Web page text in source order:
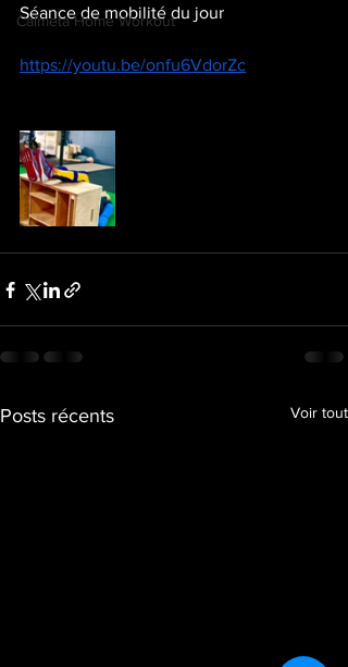
Calmeta Home Workout
Séance de mobilité du jour
https://youtu.be/onfu6VdorZc
Posts récents Voir tout